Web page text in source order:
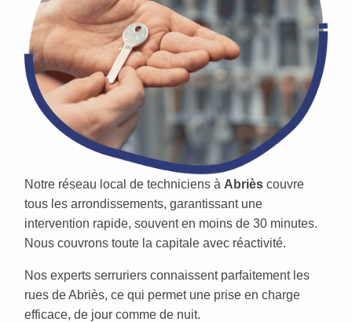
Notre réseau local de techniciens à Abriès couvre
tous les arrondissements, garantissant une
intervention rapide, souvent en moins de 30 minutes.
Nous couvrons toute la capitale avec réactivité.
Nos experts serruriers connaissent parfaitement les
rues de Abriès, ce qui permet une prise en charge
efficace, de jour comme de nuit.